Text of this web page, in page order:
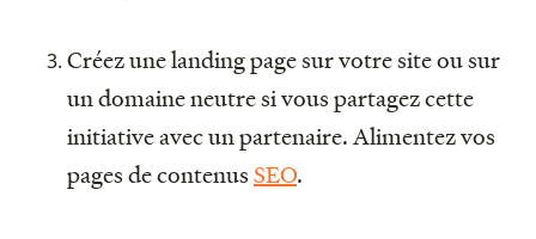
Créez une landing page sur votre site ou sur
un domaine neutre si vous partagez cette
initiative avec un partenaire. Alimentez vos
pages de contenusSEO.